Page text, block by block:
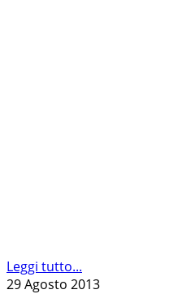
Leggi tutto...
29 Agosto 2013